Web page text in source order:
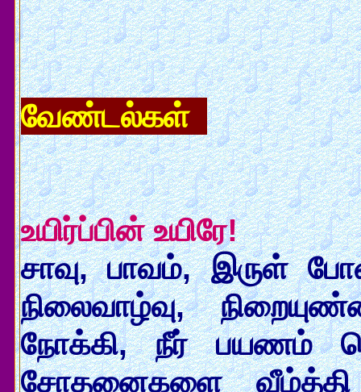
வேண்டல்கள்
உயிர்ப்பின் உயிரே!
சாவு, பாவம், இருள்
நிலைவாழ்வு,
நோக்கி, நீர் பயணம்
சோதனைகளை வீழ்த்தி